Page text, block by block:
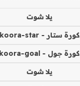
يلا شوت
كورة ستار - koora-star
كورة جول - koora-goal
يلا شوت